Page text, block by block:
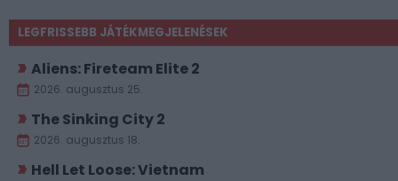
LEGFRISSEBB JÁTÉKMEGJELENÉSEK
Aliens: Fireteam Elite 2
2026. augusztus 25.
The Sinking City 2
2026. augusztus 18.
Hell Let Loose: Vietnam